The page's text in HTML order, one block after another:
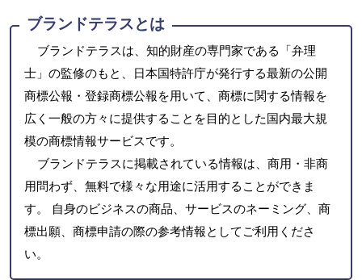
ブランドテラスとは
ブランドテラスは、知的財産の専門家である「弁理
士」の監修のもと、日本国特許庁が発行する最新の公開
商標公報・登録商標公報を用いて、商標に関する情報を
広く一般の方々に提供することを目的とした国内最大規
模の商標情報サービスです。
ブランドテラスに掲載されている情報は、商用・非商
用問わず、無料で様々な用途に活用することができま
す。 自身のビジネスの商品、サービスのネーミング、商
標出願、商標申請の際の参考情報としてご利用くださ
い。